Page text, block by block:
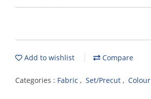
Add to wishlist Compare
Categories : Fabric , Set/Precut , Colour